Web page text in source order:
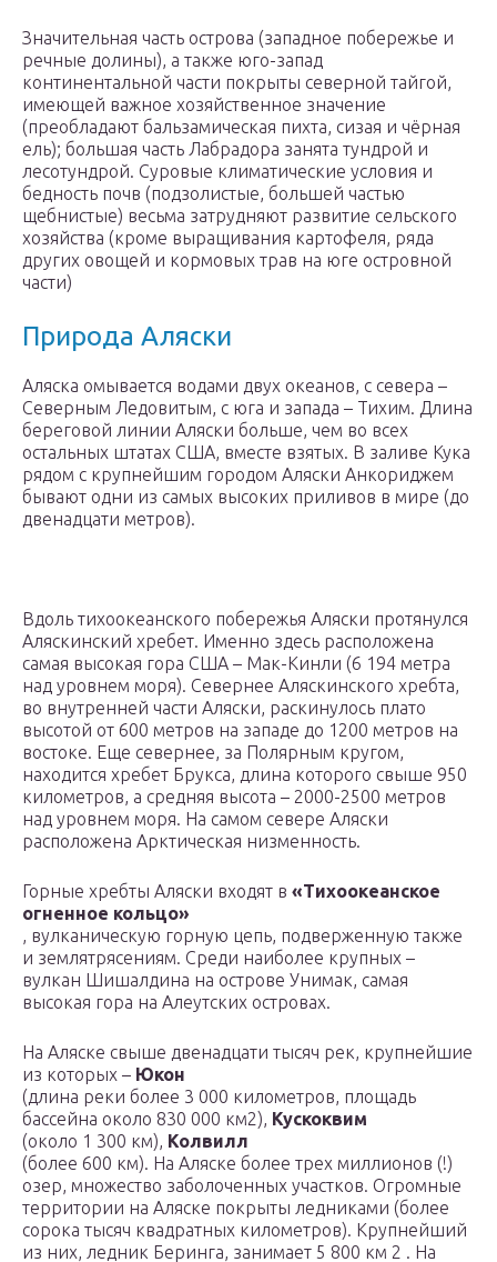
Значительная часть острова (западное побережье и
речные долины), а также юго-запад
континентальной части покрыты северной тайгой,
имеющей важное хозяйственное значение
(преобладают бальзамическая пихта, сизая и чёрная
ель); большая часть Лабрадора занята тундрой и
лесотундрой. Суровые климатические условия и
бедность почв (подзолистые, большей частью
щебнистые) весьма затрудняют развитие сельского
хозяйства (кроме выращивания картофеля, ряда
других овощей и кормовых трав на юге островной
части)
Природа Аляски
Аляска омывается водами двух океанов, с севера –
Северным Ледовитым, с юга и запада – Тихим. Длина
береговой линии Аляски больше, чем во всех
остальных штатах США, вместе взятых. В заливе Кука
рядом с крупнейшим городом Аляски Анкориджем
бывают одни из самых высоких приливов в мире (до
двенадцати метров).
Вдоль тихоокеанского побережья Аляски протянулся
Аляскинский хребет. Именно здесь расположена
самая высокая гора США – Мак-Кинли (6 194 метра
над уровнем моря). Севернее Аляскинского хребта,
во внутренней части Аляски, раскинулось плато
высотой от 600 метров на западе до 1200 метров на
востоке. Еще севернее, за Полярным кругом,
находится хребет Брукса, длина которого свыше 950
километров, а средняя высота – 2000-2500 метров
над уровнем моря. На самом севере Аляски
расположена Арктическая низменность.
Горные хребты Аляски входят в «Тихоокеанское
огненное кольцо»
, вулканическую горную цепь, подверженную также
и землятрясениям. Среди наиболее крупных –
вулкан Шишалдина на острове Унимак, самая
высокая гора на Алеутских островах.
На Аляске свыше двенадцати тысяч рек, крупнейшие
из которых – Юкон
(длина реки более 3 000 километров, площадь
бассейна около 830 000 км2), Кускоквим
(около 1 300 км), Колвилл
(более 600 км). На Аляске более трех миллионов (!)
озер, множество заболоченных участков. Огромные
территории на Аляске покрыты ледниками (более
сорока тысяч квадратных километров). Крупнейший
из них, ледник Беринга, занимает 5 800 км 2 . На